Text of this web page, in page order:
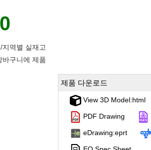
quantity.
역별 실재고
구니에 제품
제품 다운로드
View 3D Model:html
PDF Drawing
eDrawing:eprt